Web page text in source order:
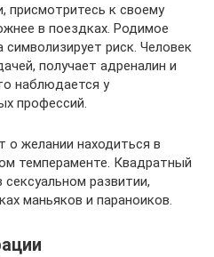
присмотритесь к своему
в поездках. Родимое
риск. Человек
получает адреналин и
наблюдается у
профессий.
о желании находиться в
темпераменте. Квадратный
развитии,
маньяков и параноиков.